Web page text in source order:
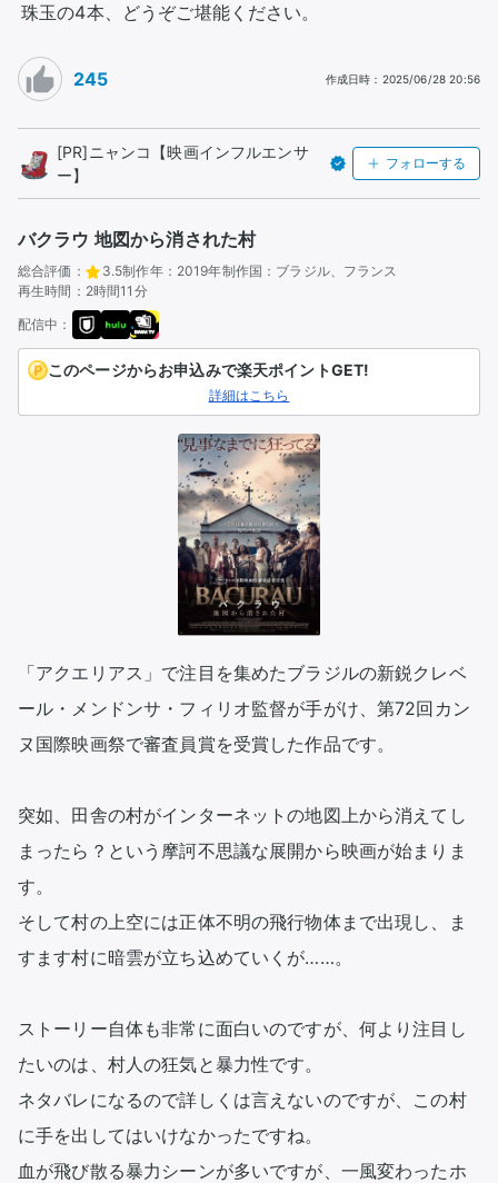
珠玉の4本、どうぞご堪能ください。
245 作成日時 ： 2025/06/28 20:56
[PR]ニャンコ【映画インフルエンサ
ー】
フォローする
バクラウ 地図から消された村
総合評価： 3.5制作年： 2019年制作国： ブラジル、フランス
再生時間： 2時間11分
配信中：
このページからお申込みで楽天ポイントGET!
詳細はこちら
「アクエリアス」で注目を集めたブラジルの新鋭クレベ
ール・メンドンサ・フィリオ監督が手がけ、第72回カン
ヌ国際映画祭で審査員賞を受賞した作品です。
突如、田舎の村がインターネットの地図上から消えてし
まったら？という摩訶不思議な展開から映画が始まりま
す。
そして村の上空には正体不明の飛行物体まで出現し、ま
すます村に暗雲が立ち込めていくが……。
ストーリー自体も非常に面白いのですが、何より注目し
たいのは、村人の狂気と暴力性です。
ネタバレになるので詳しくは言えないのですが、この村
に手を出してはいけなかったですね。
血が飛び散る暴力シーンが多いですが、一風変わったホ